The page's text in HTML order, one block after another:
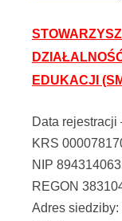
EDUKACJI
Data rejestracji
KRS
NIP
REGON
Adres siedziby: